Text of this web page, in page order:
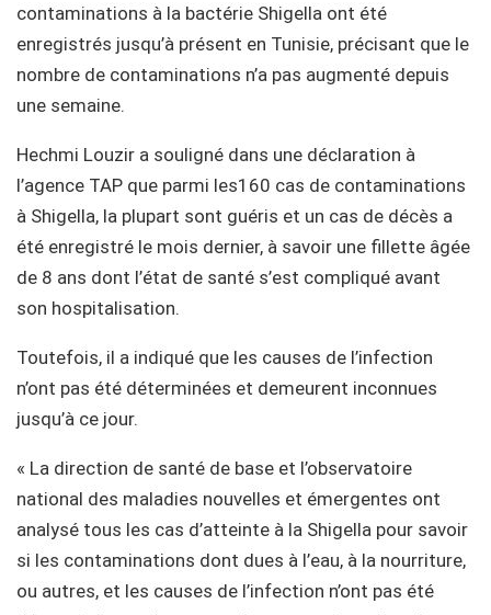
contaminations à la bactérie Shigella ont été
enregistrés jusqu’à présent en Tunisie, précisant que le
nombre de contaminations n’a pas augmenté depuis
une semaine.
Hechmi Louzir a souligné dans une déclaration à
l’agence TAP que parmi les160 cas de contaminations
à Shigella, la plupart sont guéris et un cas de décès a
été enregistré le mois dernier, à savoir une fillette âgée
de 8 ans dont l’état de santé s’est compliqué avant
son hospitalisation.
Toutefois, il a indiqué que les causes de l’infection
n’ont pas été déterminées et demeurent inconnues
jusqu’à ce jour.
« La direction de santé de base et l’observatoire
national des maladies nouvelles et émergentes ont
analysé tous les cas d’atteinte à la Shigella pour savoir
si les contaminations dont dues à l’eau, à la nourriture,
ou autres, et les causes de l’infection n’ont pas été